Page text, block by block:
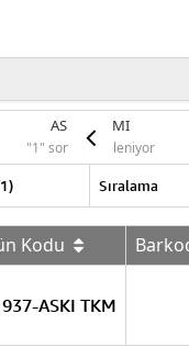
ASKI TAKIMI
"1" sonuç listeleniyor
Kodu
ASKI TKM